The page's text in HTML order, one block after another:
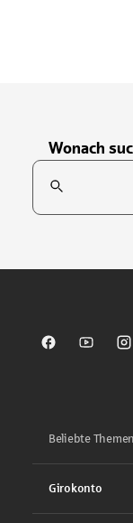
Wonach
Suchfeld
Sparkasse auf
Beliebte Themen
Girokonto